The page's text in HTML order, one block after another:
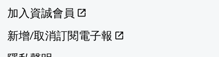
加入資誠會員
新增/取消訂閱電子報